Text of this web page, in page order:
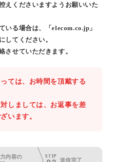
えくださいますようお願いいた
いる場合は、「elecom.co.jp」
してください。
させていただきます。
ては、お時間を頂戴する
しましては、お返事を差
います。
内容の
STEP
送信完了